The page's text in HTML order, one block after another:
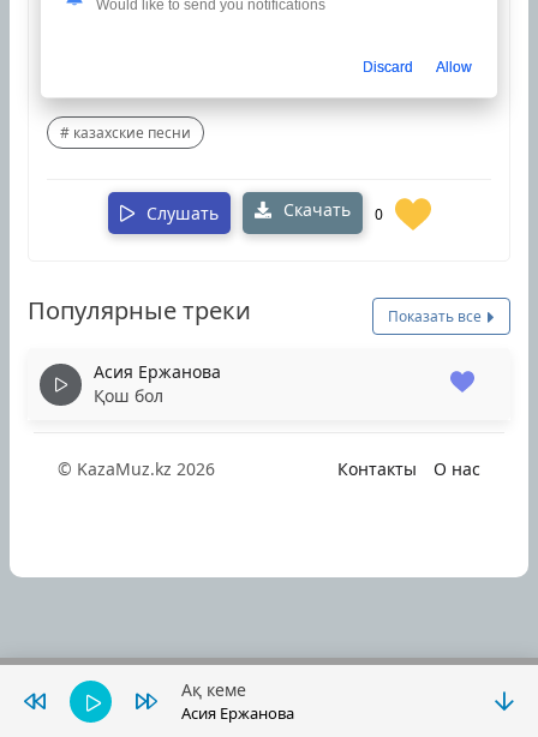
казахские песни
Слушать Скачать 0
Популярные треки Показать все
Асия Ержанова
Қош бол
© KazaMuz.kz 2026 Контакты О нас
Ақ кеме
Асия Ержанова
Would like to send you notifications
Discard Allow